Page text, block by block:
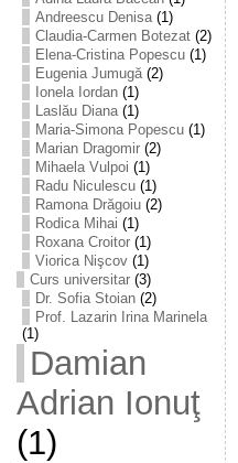
Andreescu Denisa(1)
Claudia-Carmen Botezat(2)
Elena-Cristina Popescu(1)
Eugenia Jumugă(2)
Ionela Iordan(1)
Laslău Diana(1)
Maria-Simona Popescu(1)
Marian Dragomir(2)
Mihaela Vulpoi (1)
Radu Niculescu(1)
Ramona Drăgoiu(2)
Rodica Mihai (1)
Roxana Croitor(1)
Viorica Nişcov(1)
Curs universitar(3)
Dr. Sofia Stoian(2)
Prof. Lazarin Irina Marinela
(1)
Damian
Adrian Ionuţ
(1)